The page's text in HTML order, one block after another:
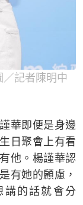
記者陳明中
華即便是身邊
日聚會上有看
他。楊謹華認
有她的顧慮，
講的話就會分